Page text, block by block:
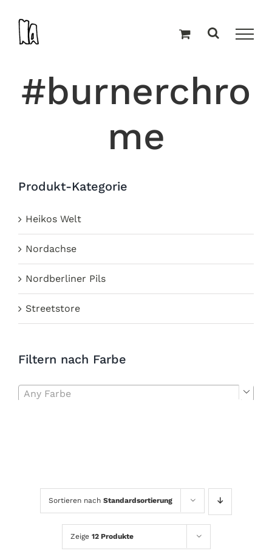
Inhalt
springen
#burnerchro
me
Sortieren nach Standardsortierung
Zeige 12 Produkte
Produkt-Kategorie
Heikos Welt
Nordachse
Nordberliner Pils
Streetstore
Filtern nach Farbe
Any Farbe 